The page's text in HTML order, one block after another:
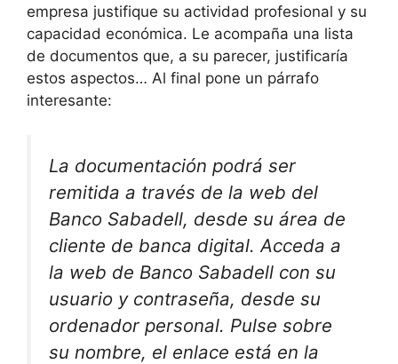
empresa justifique su actividad profesional y su
capacidad económica. Le acompaña una lista
de documentos que, a su parecer, justificaría
estos aspectos… Al final pone un párrafo
interesante:
La documentación podrá ser
remitida a través de la web del
Banco Sabadell, desde su área de
cliente de banca digital. Acceda a
la web de Banco Sabadell con su
usuario y contraseña, desde su
ordenador personal. Pulse sobre
su nombre, el enlace está en la